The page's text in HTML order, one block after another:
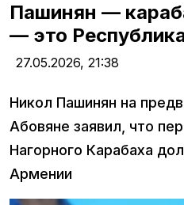
Пашинян —
— это
27.05.2026, 21:38
Никол Пашинян на
Абовяне заявил, что
Нагорного Карабаха
Армении